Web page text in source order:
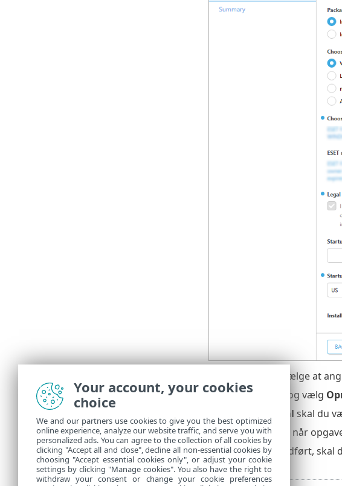
Du kan også vælge at
11.Klik på , og vælg
Mål skal du
13.AngivUdløser , når
Når opgaven er udført, skal
Your account, your cookies
choice
We and our partners use cookies to give you the best optimized
online experience, analyze our website traffic, and serve you with
personalized ads. You can agree to the collection of all cookies by
clicking "Accept all and close", decline all non-essential cookies by
choosing "Accept essential cookies only", or adjust your cookie
settings by clicking "Manage cookies". You also have the right to
withdraw your consent or change your cookie preferences